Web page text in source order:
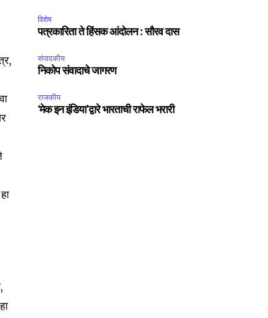
विशेष
पत्रकारिता ते हिंसक आंदोलन : सौरव दास
संपादकीय
निकोप संवादाचे जागरण
राजकीय
‘मेक इन इंडिया’द्वारे भारताची राफेल भरारी